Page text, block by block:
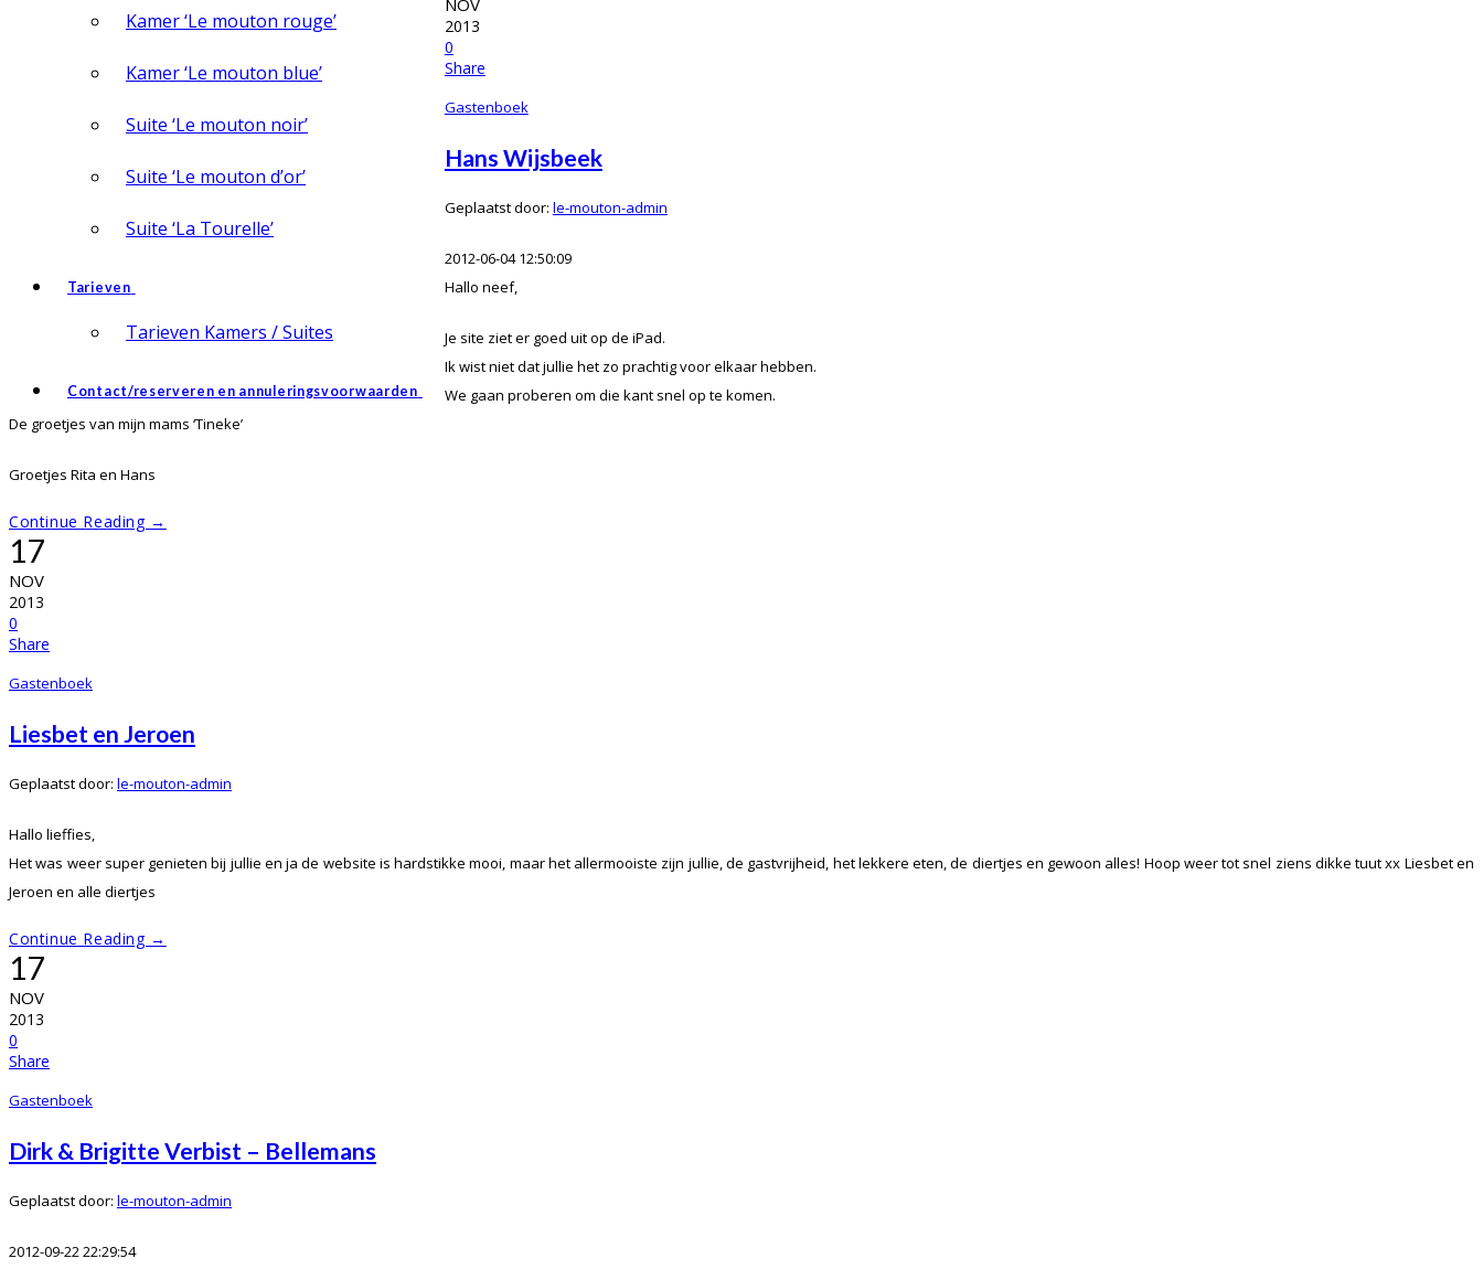
Kamer ‘Le mouton rouge’
Kamer ‘Le mouton blue’
Suite ‘Le mouton noir’
Suite ‘Le mouton d’or’
Suite ‘La Tourelle’
Tarieven
Tarieven Kamers / Suites
Contact/reserveren en annuleringsvoorwaarden
NOV
2013
0
Share
Gastenboek
Hans Wijsbeek
Geplaatst door: le-mouton-admin
2012-06-04 12:50:09
Hallo neef,
Je site ziet er goed uit op de iPad.
Ik wist niet dat jullie het zo prachtig voor elkaar hebben.
We gaan proberen om die kant snel op te komen.
De groetjes van mijn mams ‘Tineke’
Groetjes Rita en Hans
Continue Reading →
17
NOV
2013
0
Share
Gastenboek
Liesbet en Jeroen
Geplaatst door: le-mouton-admin
Hallo lieffies,
Het was weer super genieten bij jullie en ja de website is hardstikke mooi, maar het allermooiste zijn jullie, de gastvrijheid, het lekkere eten, de diertjes en gewoon alles! Hoop weer tot snel ziens dikke tuut xx Liesbet en
Jeroen en alle diertjes
Continue Reading →
17
NOV
2013
0
Share
Gastenboek
Dirk & Brigitte Verbist – Bellemans
Geplaatst door: le-mouton-admin
2012-09-22 22:29:54